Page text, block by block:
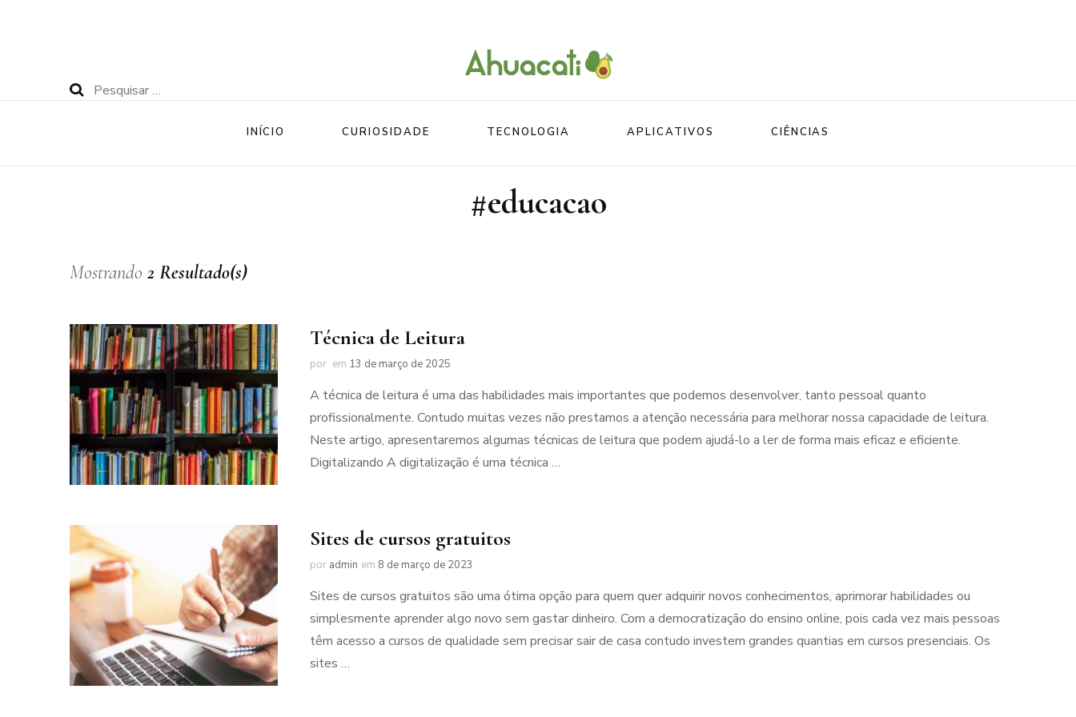
Pesquisar
Ahuacati
O melhor da Internet em um só lugar
INÍCIO CURIOSIDADE TECNOLOGIA APLICATIVOS CIÊNCIAS
#educacao
Mostrando 2 Resultado(s)
Técnica de Leitura
por em 13 de março de 2025
A técnica de leitura é uma das habilidades mais importantes que podemos desenvolver, tanto pessoal quanto
profissionalmente. Contudo muitas vezes não prestamos a atenção necessária para melhorar nossa capacidade de leitura.
Neste artigo, apresentaremos algumas técnicas de leitura que podem ajudá-lo a ler de forma mais eficaz e eficiente.
Digitalizando A digitalização é uma técnica …
Sites de cursos gratuitos
por admin em 8 de março de 2023
Sites de cursos gratuitos são uma ótima opção para quem quer adquirir novos conhecimentos, aprimorar habilidades ou
simplesmente aprender algo novo sem gastar dinheiro. Com a democratização do ensino online, pois cada vez mais pessoas
têm acesso a cursos de qualidade sem precisar sair de casa contudo investem grandes quantias em cursos presenciais. Os
sites …